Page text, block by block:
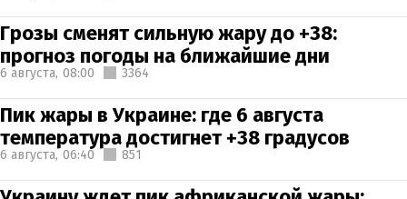
Грозы сменят сильную жару до +38:
прогноз погоды на ближайшие дни
6 августа, 08:00 3364
Пик жары в Украине: где 6 августа
температура достигнет +38 градусов
6 августа, 06:40 851